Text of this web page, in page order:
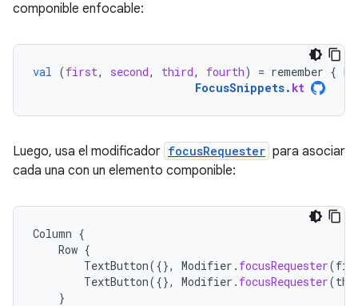
componible enfocable:
val (first, second, third, fourth) = remember {
FocusSnippets. kt
Luego, usa el modificador focusRequester para asociar
cada una con un elemento componible:
Column {
Row {
TextButton({}, Modifier . focusRequester(
TextButton({}, Modifier . focusRequester(
}